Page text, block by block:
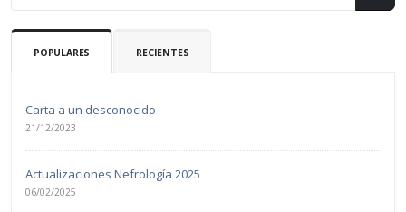
POPULARES RECIENTES
Carta a un desconocido
21/12/2023
Actualizaciones Nefrología 2025
06/02/2025